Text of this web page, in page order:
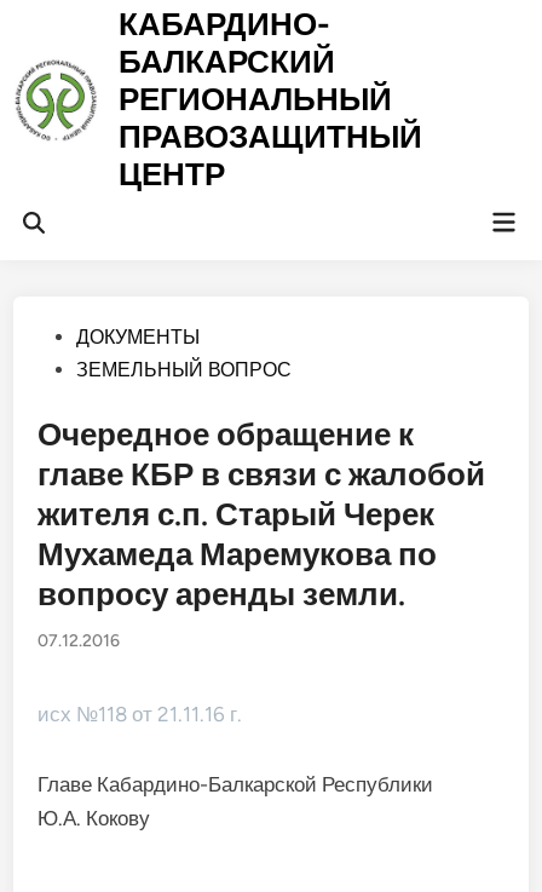
содержимому
КАБАРДИНО-
БАЛКАРСКИЙ
РЕГИОНАЛЬНЫЙ
ПРАВОЗАЩИТНЫЙ
ЦЕНТР
Открыть
Опубликовано
ДОКУМЕНТЫ
ЗЕМЕЛЬНЫЙ ВОПРОС
Очередное обращение к
главе КБР в связи с жалобой
жителя с.п. Старый Черек
Мухамеда Маремукова по
вопросу аренды земли.
07.12.2016
исх №118 от 21.11.16 г.
Главе Кабардино-Балкарской Республики
Ю.А. Кокову